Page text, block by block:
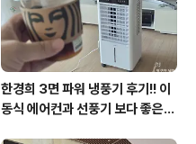
한경희 3면 파워 냉풍기 후기!! 이
동식 에어컨과 선풍기 보다 좋은